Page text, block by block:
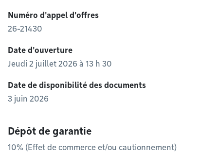
Numéro d'appel d'offres
26-21430
Date d'ouverture
Jeudi 2 juillet 2026 à 13 h 30
Date de disponibilité des documents
3 juin 2026
Dépôt de garantie
10% (Effet de commerce et/ou cautionnement)